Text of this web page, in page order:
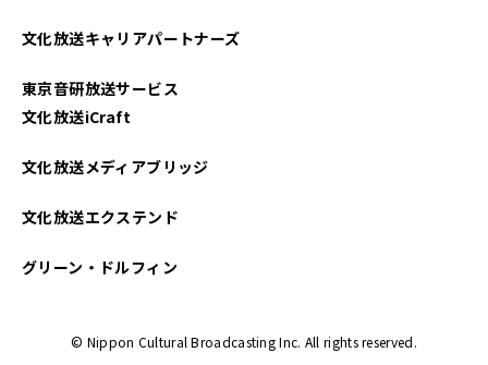
2024年11月
2024年10月
2024年09月
文化放送キャリアパートナーズ
東京音研放送サービス
文化放送iCraft
文化放送メディアブリッジ
文化放送エクステンド
グリーン・ドルフィン
© Nippon Cultural Broadcasting Inc. All rights reserved.